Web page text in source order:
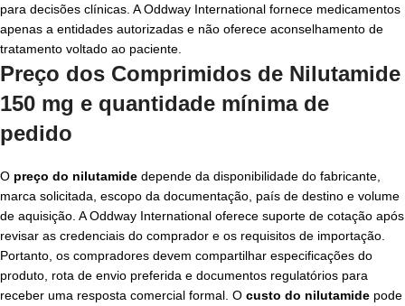
para decisões clínicas. A Oddway International fornece medicamentos
apenas a entidades autorizadas e não oferece aconselhamento de
tratamento voltado ao paciente.
Preço dos Comprimidos de Nilutamide
150 mg e quantidade mínima de
pedido
O preço do nilutamide depende da disponibilidade do fabricante,
marca solicitada, escopo da documentação, país de destino e volume
de aquisição. A Oddway International oferece suporte de cotação após
revisar as credenciais do comprador e os requisitos de importação.
Portanto, os compradores devem compartilhar especificações do
produto, rota de envio preferida e documentos regulatórios para
receber uma resposta comercial formal. O custo do nilutamide pode